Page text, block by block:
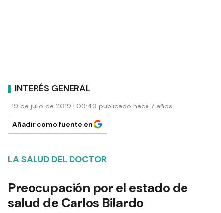
INTERÉS GENERAL
19 de julio de 2019 | 09:49 publicado hace 7 años
Añadir como fuente en
LA SALUD DEL DOCTOR
Preocupación por el estado de
salud de Carlos Bilardo